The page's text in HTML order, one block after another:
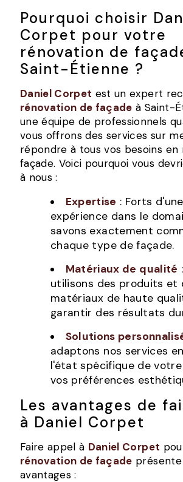
Pourquoi choisir Daniel
Corpet pour votre
rénovation de
Saint-Étienne ?
Daniel Corpet est un expert
rénovation de façade à Saint-
une équipe de professionnels
vous offrons des services sur
répondre à tous vos besoins
façade. Voici pourquoi vous
à nous :
Expertise : Forts
expérience dans le
savons exactement
chaque type de façade.
Matériaux de qualité
utilisons des produits et
matériaux de haute
garantir des résultats
Solutions
adaptons nos services
l'état spécifique de
vos préférences
Les avantages de faire appel
à Daniel Corpet
Faire appel à Daniel Corpet
rénovation de façade
avantages :